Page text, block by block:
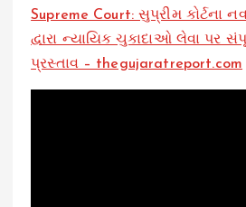
Supreme Court: સુપ્રીમ કોર્ટના
દ્વારા ન્યાયિક ચુકાદાઓ લેવા પર
પ્રસ્તાવ – thegujaratreport.com